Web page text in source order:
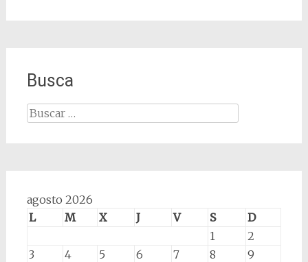
Busca
Buscar:
agosto 2026
L
M X J V S
D
1
2
3
4 5 6 7 8
9